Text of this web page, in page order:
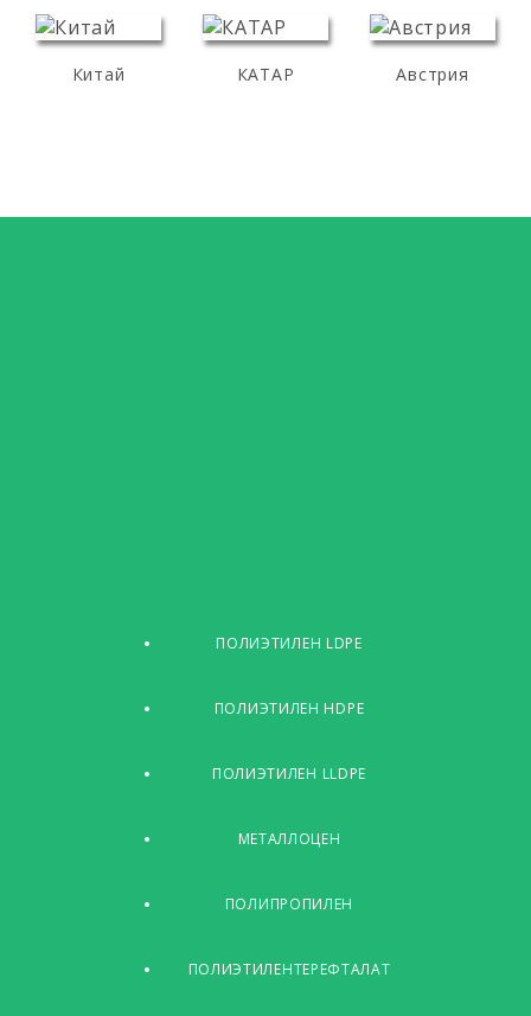
Китай КАТАР Австрия
ПОЛИЭТИЛЕН LDPE
ПОЛИЭТИЛЕН HDPE
ПОЛИЭТИЛЕН LLDPE
МЕТАЛЛОЦЕН
ПОЛИПРОПИЛЕН
ПОЛИЭТИЛЕНТЕРЕФТАЛАТ